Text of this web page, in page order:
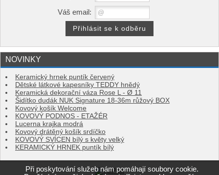
Váš email:
NOVINKY
Keramický hrnek puntík červený
Dětské látkové kapesníky TEDDY hnědý
Keramická dekorační váza Rose L - Ø 11
Šidítko dudák NUK Signature 18-36m růžový BOX
Kovový košík Welcome
KOVOVÝ PODNOS - ETAŽÉR
Lucerna krajka modrá
Kovový drátěný košík srdíčko
KOVOVÝ SVÍCEN bílý s květy velký
KERAMICKÝ HRNEK puntík bílý
Při poskytování služeb nám pomáhají soubory cookie.